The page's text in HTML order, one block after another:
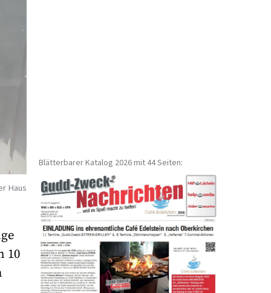
Haus
10
Blätterbarer Katalog 2026 mit 44 Seiten: